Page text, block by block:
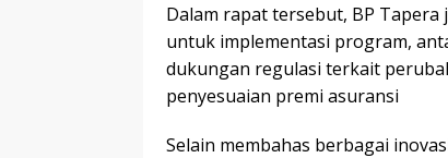
Dalam rapat tersebut, BP
untuk implementasi program,
dukungan regulasi terkait
penyesuaian premi asuransi
Selain membahas berbagai